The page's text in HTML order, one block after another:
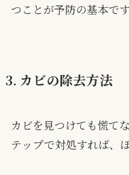
つことが予防の基本です
3. カビの除去方法
カビを見つけても慌て
テップで対処すれば、